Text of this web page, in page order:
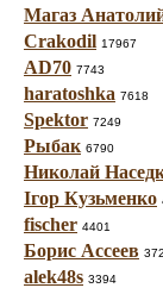
Магаз
Crakodil 17967
AD70 7743
haratoshka 7618
Spektor 7249
Рыбак 6790
Николай
Ігор Кузьменко
fischer 4401
Борис Ассеев
alek48s 3394